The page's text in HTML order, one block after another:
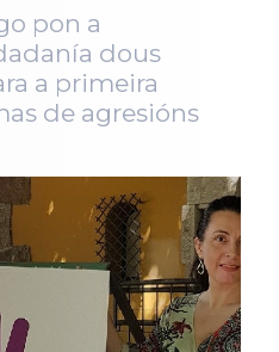
pon a
dous
a primeira
de agresións